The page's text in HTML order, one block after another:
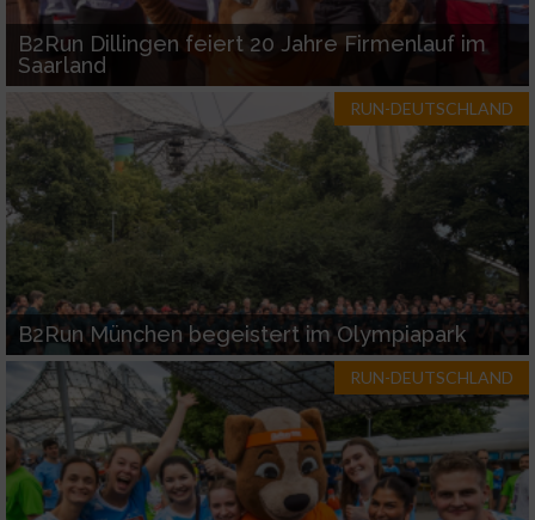
B2Run Dillingen feiert 20 Jahre Firmenlauf im
Saarland
RUN-DEUTSCHLAND
B2Run München begeistert im Olympiapark
RUN-DEUTSCHLAND